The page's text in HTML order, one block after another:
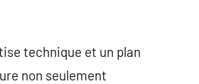
technique et un plan
non seulement